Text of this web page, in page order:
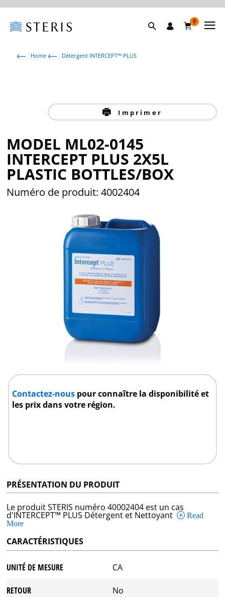
0
Home Détergent INTERCEPT™ PLUS
Imprimer
MODEL ML02-0145
INTERCEPT PLUS 2X5L
PLASTIC BOTTLES/BOX
Numéro de produit: 4002404
Contactez-nous pour connaître la disponibilité et
les prix dans votre région.
PRÉSENTATION DU PRODUIT
Le produit STERIS numéro 40002404 est un cas
d'INTERCEPT™ PLUS Détergent et Nettoyant
Read
More
CARACTÉRISTIQUES
UNITÉ DE MESURE CA
RETOUR No